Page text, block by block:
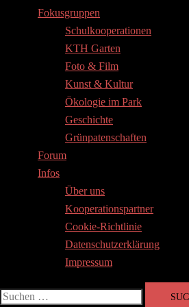
Fokusgruppen
Schulkooperationen
KTH Garten
Foto & Film
Kunst & Kultur
Ökologie im Park
Geschichte
Grünpatenschaften
Forum
Infos
Über uns
Kooperationspartner
Cookie-Richtlinie
Datenschutzerklärung
Impressum
Suchen